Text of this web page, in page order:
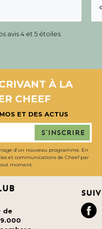
avis 4 et 5 étoiles.
À LA
CHEEF
ET DES ACTUS
S'inscrire
d’un nouveau programme. En
et communications de Cheef par
moment.
de